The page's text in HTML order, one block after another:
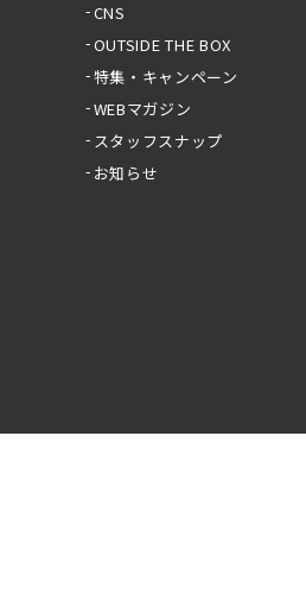
CNS
OUTSIDE THE BOX
特集・キャンペーン
WEBマガジン
スタッフスナップ
お知らせ